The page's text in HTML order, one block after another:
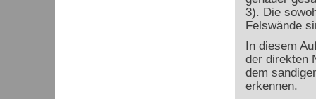
3). Die
Felswände
In diesem
der direkten
dem
erkennen.